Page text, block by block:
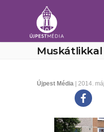
Újpest Média | 2014.